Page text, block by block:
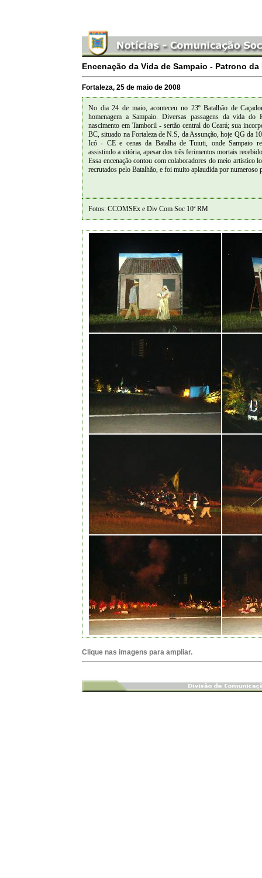
Encenação da Vida de Sampaio - Patrono
Fortaleza, 25 de maio de 2008
No dia 24 de maio, aconteceu no 23º Batalhão de
homenagem a Sampaio. Diversas passagens da vida do
nascimento em Tamboril - sertão central do Ceará; sua
BC, situado na Fortaleza de N.S, da Assunção, hoje QG da
Icó - CE e cenas da Batalha de Tuiuti, onde Sampaio
assistindo a vitória, apesar dos três ferimentos mortais
Essa encenação contou com colaboradores do meio artístico
recrutados pelo Batalhão, e foi muito aplaudida por numeroso
Fotos: CCOMSEx e Div Com Soc 10ª RM
Clique nas imagens para ampliar.